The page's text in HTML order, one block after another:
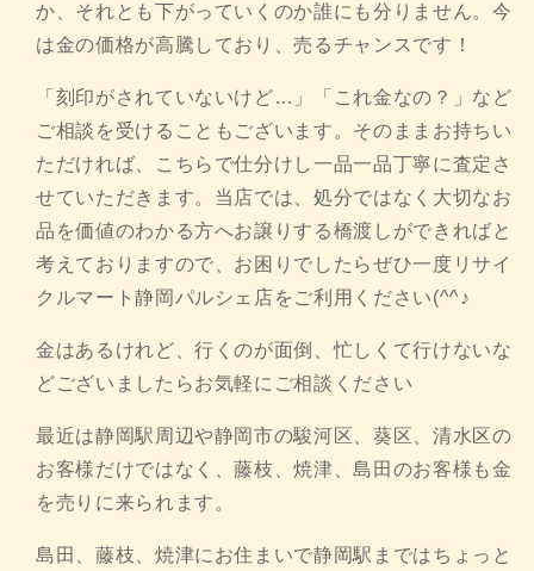
か、それとも下がっていくのか誰にも分りません。今
は金の価格が高騰しており、売るチャンスです！
「刻印がされていないけど…」「これ金なの？」など
ご相談を受けることもございます。そのままお持ちい
ただければ、こちらで仕分けし一品一品丁寧に査定さ
せていただきます。当店では、処分ではなく大切なお
品を価値のわかる方へお譲りする橋渡しができればと
考えておりますので、お困りでしたらぜひ一度リサイ
クルマート静岡パルシェ店をご利用ください(^^♪
金はあるけれど、行くのが面倒、忙しくて行けないな
どございましたらお気軽にご相談ください
最近は静岡駅周辺や静岡市の駿河区、葵区、清水区の
お客様だけではなく、藤枝、焼津、島田のお客様も金
を売りに来られます。
島田、藤枝、焼津にお住まいで静岡駅まではちょっと